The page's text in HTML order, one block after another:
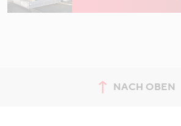
NACH OBEN
zum